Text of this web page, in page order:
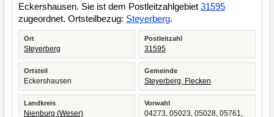
Eckershausen. Sie ist dem Postleitzahlgebiet 31595
zugeordnet. Ortsteilbezug: Steyerberg.
Ort
Steyerberg
Postleitzahl
31595
Ortsteil
Eckershausen
Gemeinde
Steyerberg, Flecken
Landkreis
Nienburg (Weser)
Vorwahl
04273, 05023, 05028, 05761,